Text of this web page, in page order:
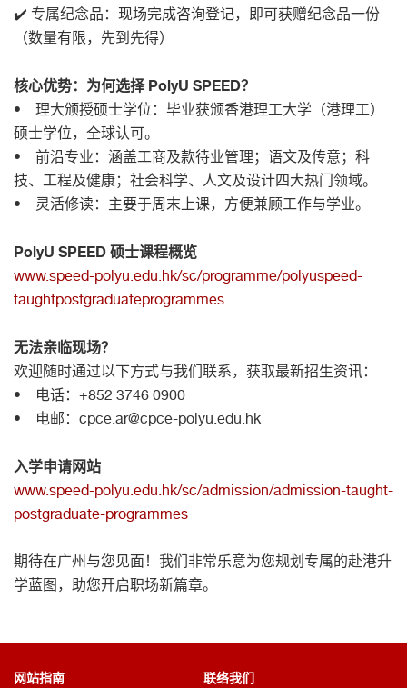
✔️ 专属纪念品：现场完成咨询登记，即可获赠纪念品一份
（数量有限，先到先得）
核心优势：为何选择 PolyU SPEED？
• 理大颁授硕士学位：毕业获颁香港理工大学（港理工）
硕士学位，全球认可。
• 前沿专业：涵盖工商及款待业管理；语文及传意；科
技、工程及健康；社会科学、人文及设计四大热门领域。
• 灵活修读：主要于周末上课，方便兼顾工作与学业。
PolyU SPEED 硕士课程概览
www.speed-polyu.edu.hk/sc/programme/polyuspeed-
taughtpostgraduateprogrammes
无法亲临现场？
欢迎随时通过以下方式与我们联系，获取最新招生资讯：
• 电话：+852 3746 0900
• 电邮：cpce.ar@cpce-polyu.edu.hk
入学申请网站
www.speed-polyu.edu.hk/sc/admission/admission-taught-
postgraduate-programmes
期待在广州与您见面！我们非常乐意为您规划专属的赴港升
学蓝图，助您开启职场新篇章。
网站指南 联络我们